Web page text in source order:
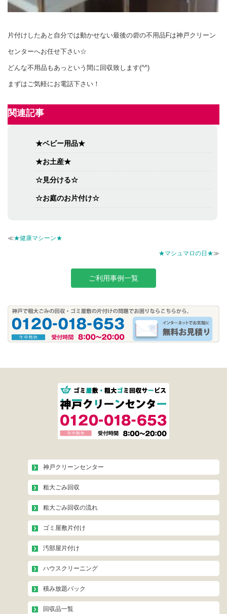
片付けしたあと自分では動かせない最後の砦の不用品Fは神戸クリーン
センターへお任せ下さい☆
どんな不用品もあっという間に回収致します(^^)
まずはご気軽にお電話下さい！
関連記事
★ベビー用品★
★お土産★
☆見分ける☆
☆お庭のお片付け☆
≪★健康マシーン★
★マシュマロの日★≫
ご利用事例一覧
神戸クリーンセンター
粗大ごみ回収
粗大ごみ回収の流れ
ゴミ屋敷片付け
汚部屋片付け
ハウスクリーニング
積み放題パック
回収品一覧